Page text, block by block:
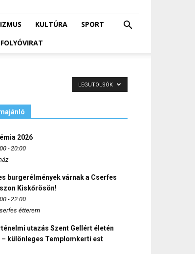
KULTÚRA
SPORT
FOLYÓVIRAT
LEGUTOLSÓK
2026
- 20:00
burgerélmények várnak a Cserfes
Kiskőrösön!
- 22:00
étterem
utazás Szent Gellért életén
– különleges Templomkerti est